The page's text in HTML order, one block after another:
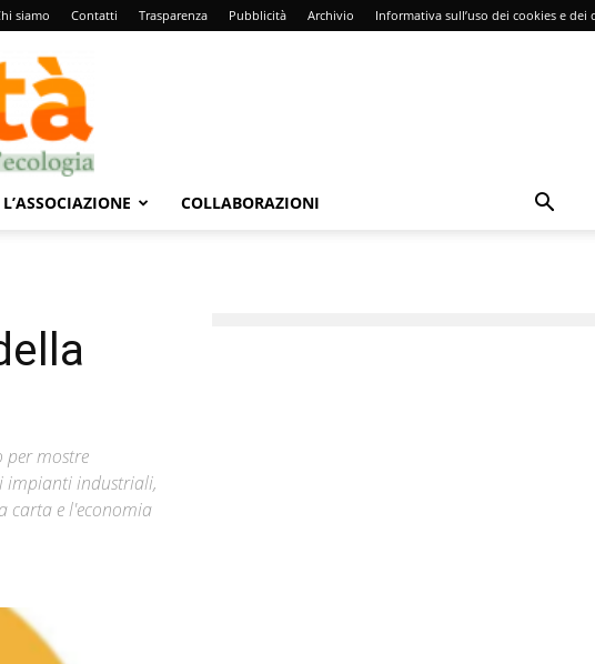
siamo Contatti Trasparenza Pubblicità Archivio Informativa sull’uso dei cookies e dei
L’ASSOCIAZIONE COLLABORAZIONI
per mostre
impianti industriali,
carta e l'economia